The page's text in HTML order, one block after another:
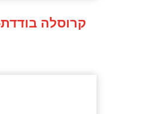
BTX300D -קרוסלה בודדת